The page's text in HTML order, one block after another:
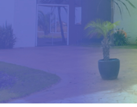
Caso queira falar
diretamente
no número (62)
8002.